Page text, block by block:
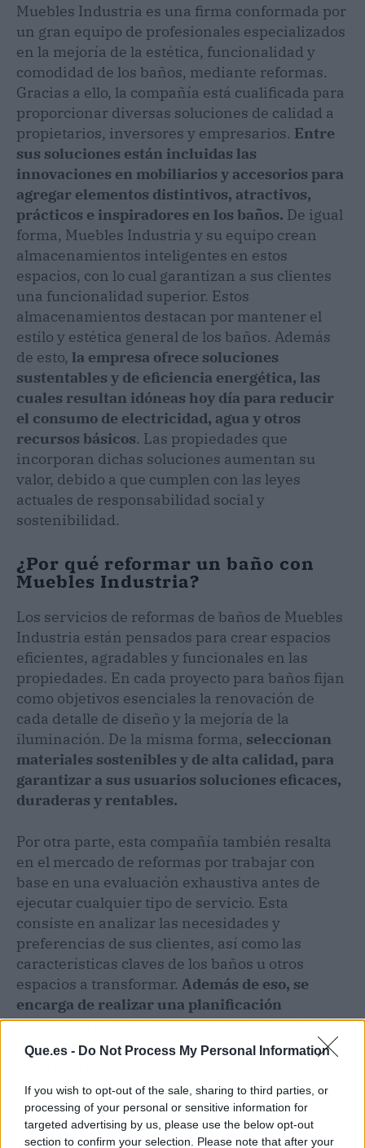
Que.es - Do Not Process My Personal Information
If you wish to opt-out of the sale, sharing to third parties, or
processing of your personal or sensitive information for
targeted advertising by us, please use the below opt-out
section to confirm your selection. Please note that after your
Muebles Industria es una firma conformada por
un gran equipo de profesionales especializados
en la mejoría de la estética, funcionalidad y
comodidad de los baños, mediante reformas.
Gracias a ello, la compañía está cualificada para
proporcionar diversas soluciones de calidad a
propietarios, inversores y empresarios. Entre
sus soluciones están incluidas las
innovaciones en mobiliarios y accesorios para
agregar elementos distintivos, atractivos,
prácticos e inspiradores en los baños. De igual
forma, Muebles Industria y su equipo crean
almacenamientos inteligentes en estos
espacios, con lo cual garantizan a sus clientes
una funcionalidad superior. Estos
almacenamientos destacan por mantener el
estilo y estética general de los baños. Además
de esto, la empresa ofrece soluciones
sustentables y de eficiencia energética, las
cuales resultan idóneas hoy día para reducir
el consumo de electricidad, agua y otros
recursos básicos. Las propiedades que
incorporan dichas soluciones aumentan su
valor, debido a que cumplen con las leyes
actuales de responsabilidad social y
sostenibilidad.
¿Por qué reformar un baño con
Muebles Industria?
Los servicios de reformas de baños de Muebles
Industria están pensados para crear espacios
eficientes, agradables y funcionales en las
propiedades. En cada proyecto para baños fijan
como objetivos esenciales la renovación de
cada detalle de diseño y la mejoría de la
iluminación. De la misma forma, seleccionan
materiales sostenibles y de alta calidad, para
garantizar a sus usuarios soluciones eficaces,
duraderas y rentables.
Por otra parte, esta compañía también resalta
en el mercado de reformas por trabajar con
base en una evaluación exhaustiva antes de
ejecutar cualquier tipo de servicio. Esta
consiste en analizar las necesidades y
preferencias de sus clientes, así como las
características claves de los baños u otros
espacios a transformar. Además de eso, se
encarga de realizar una planificación
financiera guiada por especialistas en el área
para asegurar una ejecución exitosa de
con base en un presupuesto y programación
precisa para cada proceso.